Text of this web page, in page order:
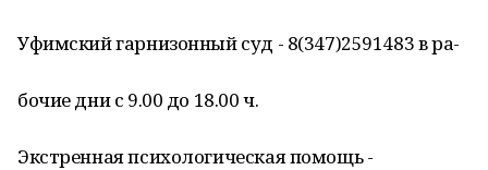
Уфимский гарнизонный суд - 8(347)2591483 в ра-
бочие дни с 9.00 до 18.00 ч.
Экстренная психологическая помощь -